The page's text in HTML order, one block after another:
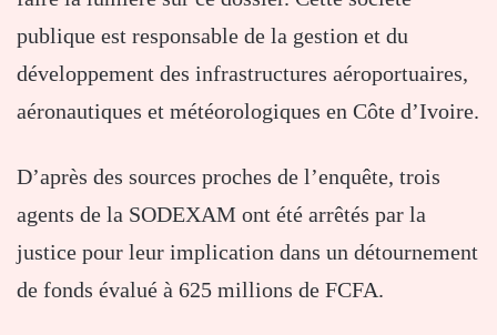
publique est responsable de la gestion et du
développement des infrastructures aéroportuaires,
aéronautiques et météorologiques en Côte d’Ivoire.
D’après des sources proches de l’enquête, trois
agents de la SODEXAM ont été arrêtés par la
justice pour leur implication dans un détournement
de fonds évalué à 625 millions de FCFA.